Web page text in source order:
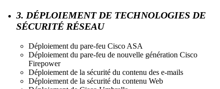
3. DÉPLOIEMENT DE TECHNOLOGIES DE
SÉCURITÉ RÉSEAU
Déploiement du pare-feu Cisco ASA
Déploiement du pare-feu de nouvelle génération Cisco
Firepower
Déploiement de la sécurité du contenu des e-mails
Déploiement de la sécurité du contenu Web